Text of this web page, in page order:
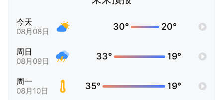
今天
08月08日 30° 20°
周日
08月09日 33° 19°
周一
08月10日 35° 19°